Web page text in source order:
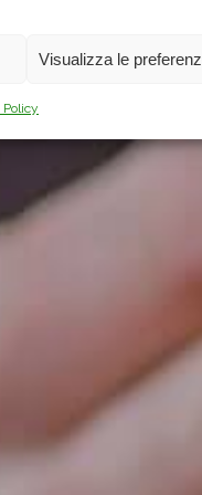
Visualizza le
Policy